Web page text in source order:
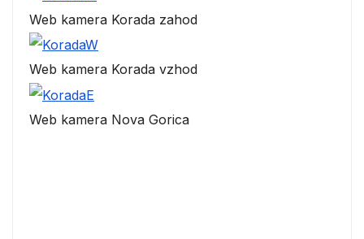
Web kamera Korada zahod
Web kamera Korada vzhod
Web kamera Nova Gorica